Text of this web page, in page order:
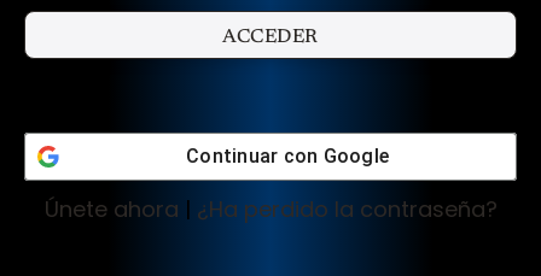
Continuar con Google
Únete ahora | ¿Ha perdido la contraseña?